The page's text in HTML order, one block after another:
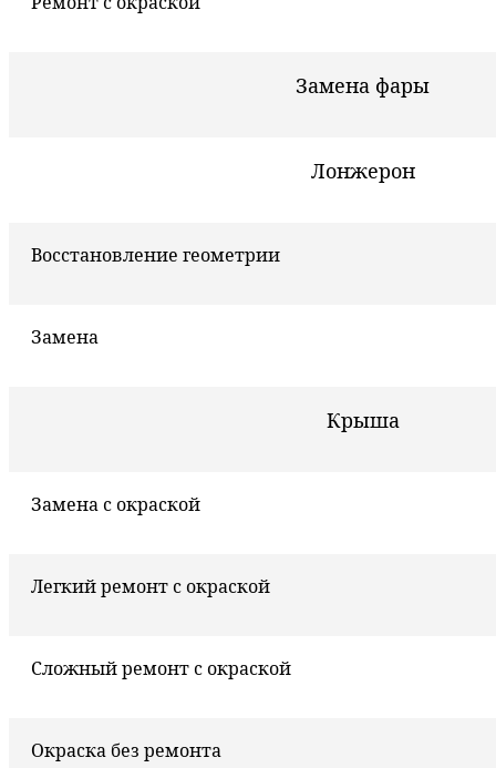
Замена фары
Лонжерон
Восстановление геометрии
Замена
Крыша
Замена с окраской
Легкий ремонт с окраской
Сложный ремонт с окраской
Окраска без ремонта